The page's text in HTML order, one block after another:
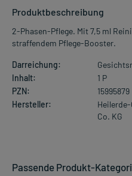
Produktbeschreibung
2-Phasen-Pflege. Mit 7,5 ml
straffendem Pflege-Booster.
Darreichung:
Inhalt:
1 P
PZN:
15995879
Hersteller:
Co. KG
Passende Produkt-